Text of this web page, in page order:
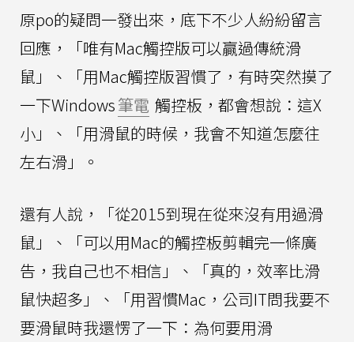
原po的疑問一發出來，底下不少人紛紛留言
回應，「唯有Mac觸控版可以贏過傳統滑
鼠」、「用Mac觸控版習慣了，有時突然摸了
一下Windows筆電 觸控板，都會想說：這X
小」、「用滑鼠的時候，我會不知道怎麼往
左右滑」。
還有人說，「從2015到現在從來沒有用過滑
鼠」、「可以用Mac的觸控板剪輯完一條廣
告，我自己也不相信」、「真的，效率比滑
鼠快超多」、「用習慣Mac，公司IT問我要不
要滑鼠時我還愣了一下：為何要用滑